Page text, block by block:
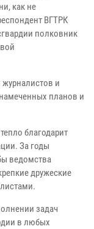
как не
ВГТРК
полковник
и
планов и
благодарит
За годы
ведомства
дружеские
задач
в любых